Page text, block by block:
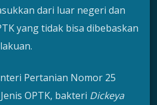
dari luar negeri dan
yang tidak bisa dibebaskan
Pertanian Nomor 25
OPTK, bakteri Dickeya